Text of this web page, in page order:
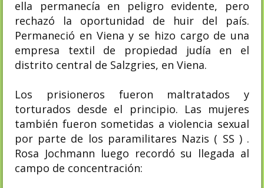
ella permanecía en peligro evidente, pero
rechazó la oportunidad de huir del país.
Permaneció en Viena y se hizo cargo de una
empresa textil de propiedad judía en el
distrito central de Salzgries, en Viena.
Los prisioneros fueron maltratados y
torturados desde el principio. Las mujeres
también fueron sometidas a violencia sexual
por parte de los paramilitares Nazis ( SS ) .
Rosa Jochmann luego recordó su llegada al
campo de concentración: